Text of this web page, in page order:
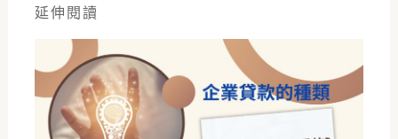
延伸閱讀